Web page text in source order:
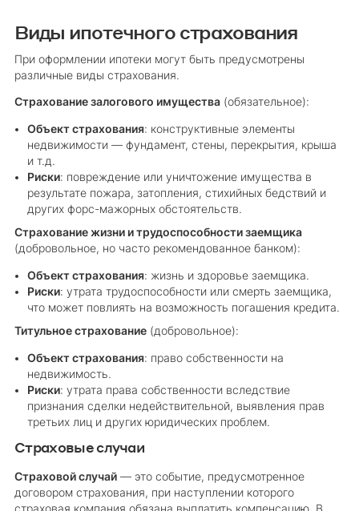
Виды ипотечного страхования
При оформлении ипотеки могут быть предусмотрены
различные виды страхования.
Страхование залогового имущества(обязательное):
Объект страхования: конструктивные элементы
недвижимости — фундамент, стены, перекрытия, крыша
и т.д.
Риски: повреждение или уничтожение имущества в
результате пожара, затопления, стихийных бедствий и
других форс-мажорных обстоятельств.
Страхование жизни и трудоспособности заемщика
(добровольное, но часто рекомендованное банком):
Объект страхования: жизнь и здоровье заемщика.
Риски: утрата трудоспособности или смерть заемщика,
что может повлиять на возможность погашения кредита.
Титульное страхование(добровольное):
Объект страхования: право собственности на
недвижимость.
Риски: утрата права собственности вследствие
признания сделки недействительной, выявления прав
третьих лиц и других юридических проблем.
Страховые случаи
Страховой случай— это событие, предусмотренное
договором страхования, при наступлении которого